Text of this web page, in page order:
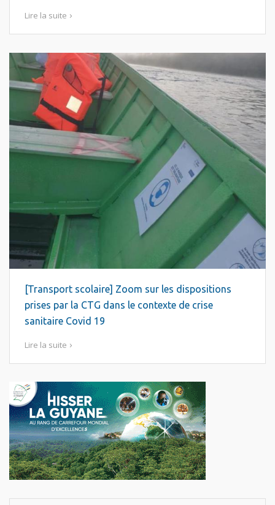
Lire la suite
[Transport scolaire] Zoom sur les dispositions
prises par la CTG dans le contexte de crise
sanitaire Covid 19
Lire la suite